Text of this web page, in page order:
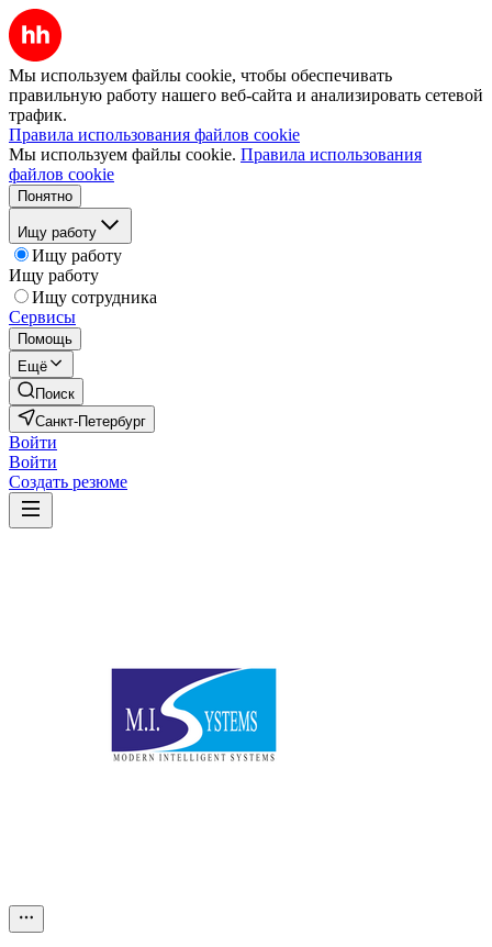
Мы используем файлы cookie, чтобы обеспечивать
правильную работу нашего веб-сайта и анализировать сетевой
трафик.
Правила использования файлов cookie
Мы используем файлы cookie. Правила использования
файлов cookie
Понятно
Ищу работу
Ищу работу
Ищу работу
Ищу сотрудника
Сервисы
Помощь
Ещё
Поиск
Санкт-Петербург
Войти
Войти
Создать резюме